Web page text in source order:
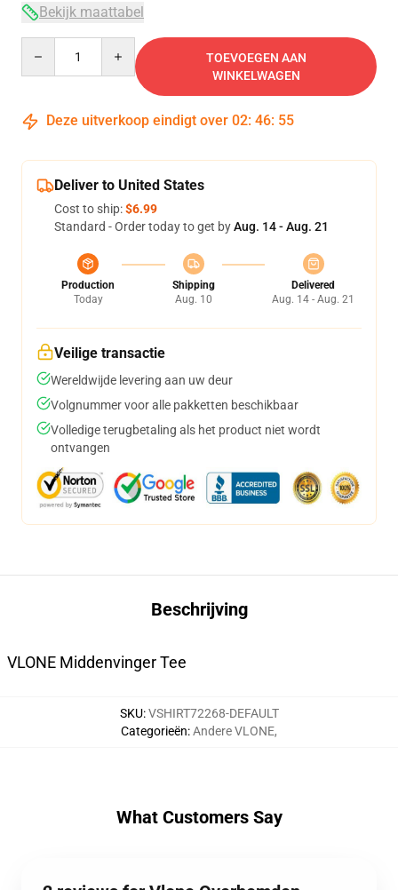
Bekijk maattabel
TOEVOEGEN AAN
WINKELWAGEN
Deze uitverkoop eindigt over 02: 46: 54
Deliver to United States
Cost to ship:$6.99
Standard - Order today to get byAug. 14 - Aug. 21
Production
Today
Shipping
Aug. 10
Delivered
Aug. 14 - Aug. 21
Veilige transactie
Wereldwijde levering aan uw deur
Volgnummer voor alle pakketten beschikbaar
Volledige terugbetaling als het product niet wordt
ontvangen
Beschrijving
VLONE Middenvinger Tee
SKU:VSHIRT72268-DEFAULT
Categorieën:Andere VLONE,
What Customers Say